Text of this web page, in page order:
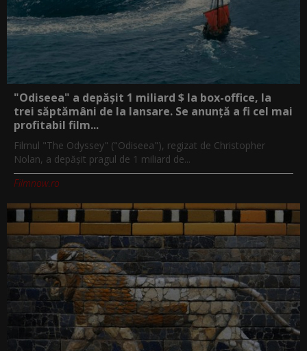
"Odiseea" a depășit 1 miliard $ la box-office, la
trei săptămâni de la lansare. Se anunță a fi cel mai
profitabil film...
Filmul "The Odyssey" ("Odiseea"), regizat de Christopher
Nolan, a depăşit pragul de 1 miliard de...
Filmnow.ro